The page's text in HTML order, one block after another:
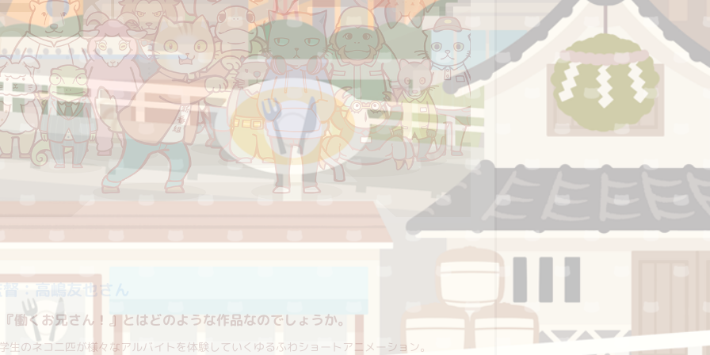
：高嶋友也さん
働くお兄さん！』とはどのような作品なのでしょうか。
生のネコ二匹が様々なアルバイトを体験していくゆるふわショートアニメーション。